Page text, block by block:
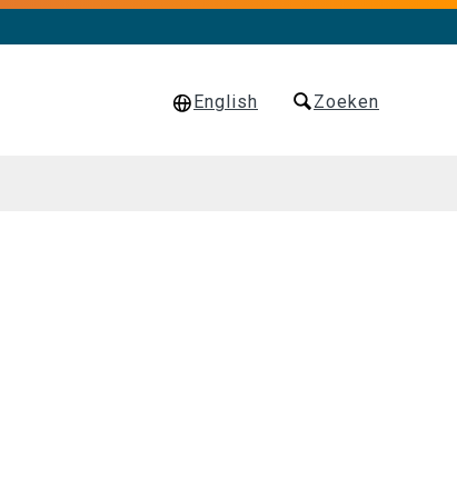
English Zoeken